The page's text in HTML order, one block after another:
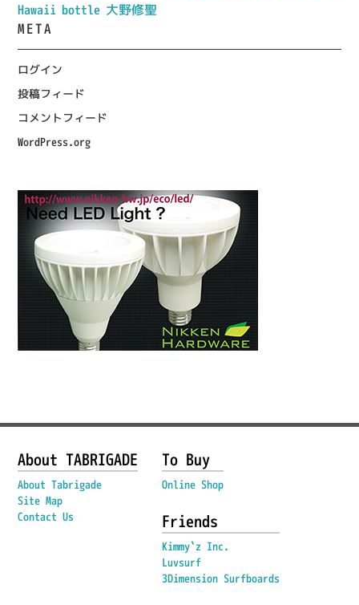
Hawaii bottle 大野修聖
META
ログイン
投稿フィード
コメントフィード
WordPress.org
About TABRIGADE
About Tabrigade
Site Map
Contact Us
To Buy
Online Shop
Friends
Kimmy`z Inc.
Luvsurf
3Dimension Surfboards